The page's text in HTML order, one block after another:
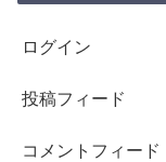
ログイン
投稿フィード
コメントフィード